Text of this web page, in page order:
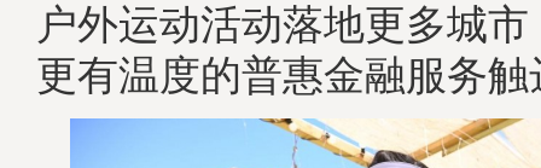
户外运动活动落地更多城
更有温度的普惠金融服务